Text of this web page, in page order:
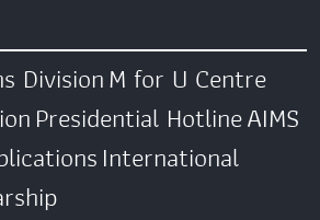
DivisionM for U Centre
Presidential HotlineAIMS
International